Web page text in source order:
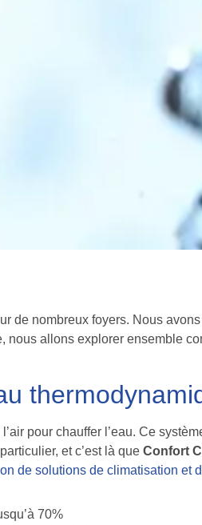
de nombreux foyers. Nous
nous allons explorer ensemble
pour chauffer l’eau. Ce
et c’est là que Confort
de solutions de climatisation et
70%